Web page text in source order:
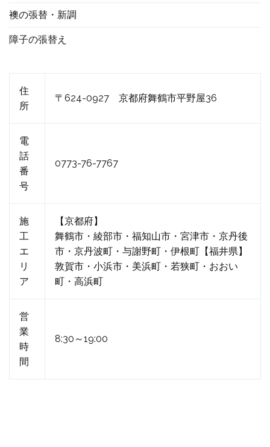
襖の張替・新調
障子の張替え
住
所
〒624-0927 京都府舞鶴市平野屋36
電
話
番
号
0773-76-7767
施
工
エ
リ
ア
【京都府】
舞鶴市・綾部市・福知山市・宮津市・京丹後
市・京丹波町・与謝野町・伊根町【福井県】
敦賀市・小浜市・美浜町・若狭町・おおい
町・高浜町
営
業
時
間
8:30～19:00